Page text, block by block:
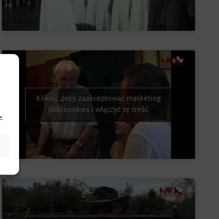
Kliknij, żeby zaakceptować marketing
pliki cookies i włączyć tę treść